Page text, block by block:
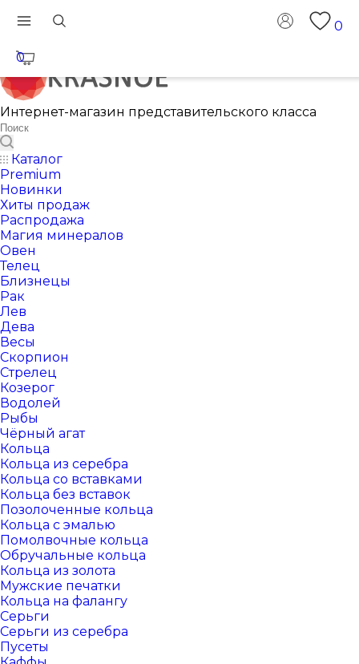
0
0
Интернет-магазин представительского класса
Каталог
Premium
Новинки
Хиты продаж
Распродажа
Магия минералов
Овен
Телец
Близнецы
Рак
Лев
Дева
Весы
Скорпион
Стрелец
Козерог
Водолей
Рыбы
Чёрный агат
Кольца
Кольца из серебра
Кольца со вставками
Кольца без вставок
Позолоченные кольца
Кольца с эмалью
Помолвочные кольца
Обручальные кольца
Кольца из золота
Мужские печатки
Кольца на фалангу
Серьги
Серьги из серебра
Пусеты